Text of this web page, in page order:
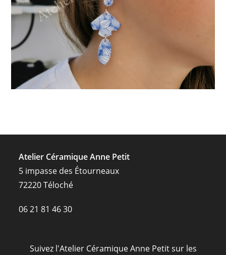
Atelier Céramique Anne Petit
5 impasse des Étourneaux
72220 Téloché
06 21 81 46 30
Suivez l'Atelier Céramique Anne Petit sur les